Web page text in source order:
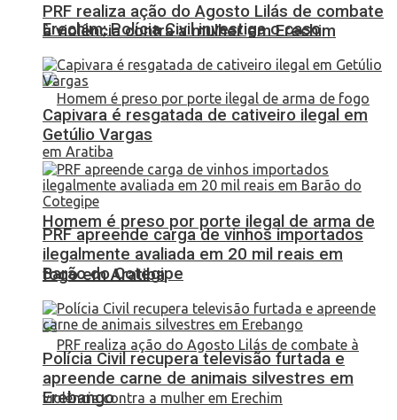
Erechim; Polícia Civil investiga o caso
Homem é preso por porte ilegal de arma de
fogo em Aratiba
PRF realiza ação do Agosto Lilás de combate
à violência contra a mulher em Erechim
Capivara é resgatada de cativeiro ilegal em
Getúlio Vargas
PRF apreende carga de vinhos importados
ilegalmente avaliada em 20 mil reais em
Barão do Cotegipe
Polícia Civil recupera televisão furtada e
apreende carne de animais silvestres em
Erebango